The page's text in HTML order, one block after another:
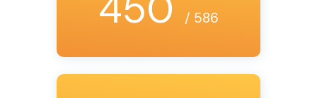
/ 586